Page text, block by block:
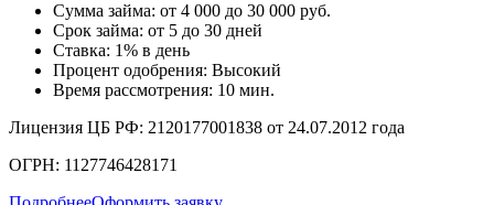
Сумма займа: от 4 000 до 30 000 руб.
Срок займа: от 5 до 30 дней
Ставка: 1% в день
Процент одобрения: Высокий
Время рассмотрения: 10 мин.
Лицензия ЦБ РФ: 2120177001838 от 24.07.2012 года
ОГРН: 1127746428171